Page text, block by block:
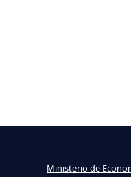
Ministerio de